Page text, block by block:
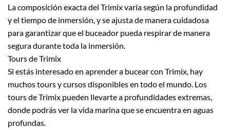
La composición exacta del Trimix varía según la profundidad
y el tiempo de inmersión, y se ajusta de manera cuidadosa
para garantizar que el buceador pueda respirar de manera
segura durante toda la inmersión.
Tours de Trimix
Si estás interesado en aprender a bucear con Trimix, hay
muchos tours y cursos disponibles en todo el mundo. Los
tours de Trimix pueden llevarte a profundidades extremas,
donde podrás ver la vida marina que se encuentra en aguas
profundas.